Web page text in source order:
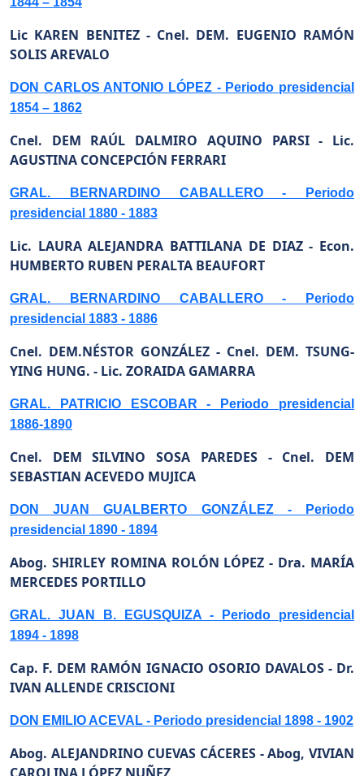
Lic KAREN BENITEZ - Cnel. DEM. EUGENIO RAMÓN
SOLIS AREVALO
DON CARLOS ANTONIO LÓPEZ - Periodo presidencial
1854 – 1862
Cnel. DEM RAÚL DALMIRO AQUINO PARSI - Lic.
AGUSTINA CONCEPCIÓN FERRARI
GRAL. BERNARDINO CABALLERO - Periodo
presidencial 1880 - 1883
Lic. LAURA ALEJANDRA BATTILANA DE DIAZ - Econ.
HUMBERTO RUBEN PERALTA BEAUFORT
GRAL. BERNARDINO CABALLERO - Periodo
presidencial 1883 - 1886
Cnel. DEM.NÉSTOR GONZÁLEZ - Cnel. DEM. TSUNG-
YING HUNG. - Lic. ZORAIDA GAMARRA
GRAL. PATRICIO ESCOBAR - Periodo presidencial
1886-1890
Cnel. DEM SILVINO SOSA PAREDES - Cnel. DEM
SEBASTIAN ACEVEDO MUJICA
DON JUAN GUALBERTO GONZÁLEZ - Periodo
presidencial 1890 - 1894
Abog. SHIRLEY ROMINA ROLÓN LÓPEZ - Dra. MARÍA
MERCEDES PORTILLO
GRAL. JUAN B. EGUSQUIZA - Periodo presidencial
1894 - 1898
Cap. F. DEM RAMÓN IGNACIO OSORIO DAVALOS - Dr.
IVAN ALLENDE CRISCIONI
DON EMILIO ACEVAL - Periodo presidencial 1898 - 1902
Abog. ALEJANDRINO CUEVAS CÁCERES -Abog, VIVIAN